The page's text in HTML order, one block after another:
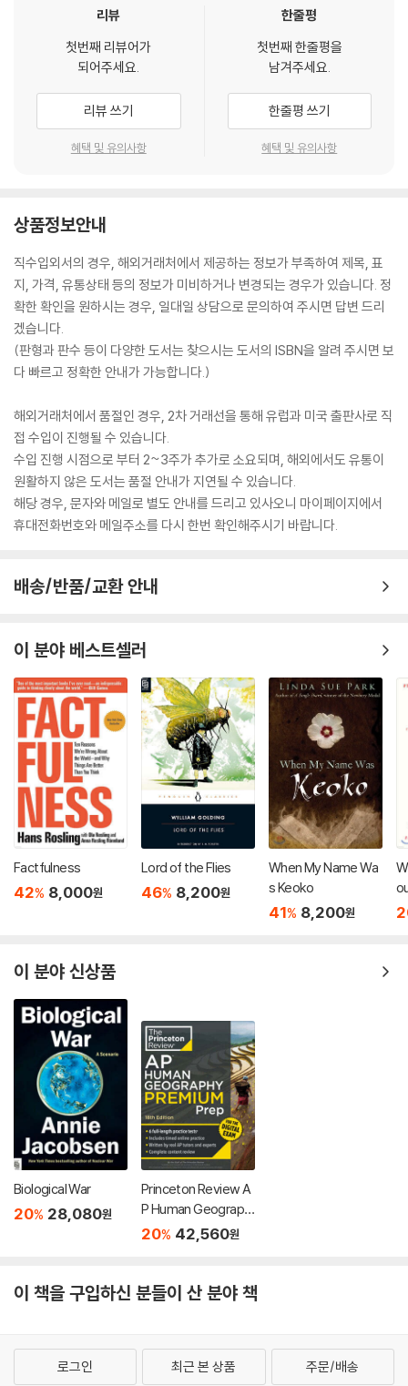
리뷰
첫번째 리뷰어가
되어주세요.
리뷰 쓰기
혜택 및 유의사항
한줄평
첫번째 한줄평을
남겨주세요.
한줄평 쓰기
혜택 및 유의사항
상품정보안내
직수입외서의 경우, 해외거래처에서 제공하는 정보가 부족하여 제목, 표
지, 가격, 유통상태 등의 정보가 미비하거나 변경되는 경우가 있습니다. 정
확한 확인을 원하시는 경우, 일대일 상담으로 문의하여 주시면 답변 드리
겠습니다.
(판형과 판수 등이 다양한 도서는 찾으시는 도서의 ISBN을 알려 주시면 보
다 빠르고 정확한 안내가 가능합니다.)
해외거래처에서 품절인 경우, 2차 거래선을 통해 유럽과 미국 출판사로 직
접 수입이 진행될 수 있습니다.
수입 진행 시점으로 부터 2~3주가 추가로 소요되며, 해외에서도 유통이
원활하지 않은 도서는 품절 안내가 지연될 수 있습니다.
해당 경우, 문자와 메일로 별도 안내를 드리고 있사오니 마이페이지에서
휴대전화번호와 메일주소를 다시 한번 확인해주시기 바랍니다.
배송/반품/교환 안내
이 분야 베스트셀러
Factfulness
42% 8,000원
Lord of the Flies
46% 8,200원
When My Name Wa
s Keoko
41% 8,200원
이 분야 신상품
Biological War
20% 28,080원
Princeton Review A
P Human Geograph
y Premium Prep, 18t
tice Online + Conte
20% 42,560원
이 책을 구입하신 분들이 산 분야 책
로그인 최근 본 상품 주문/배송